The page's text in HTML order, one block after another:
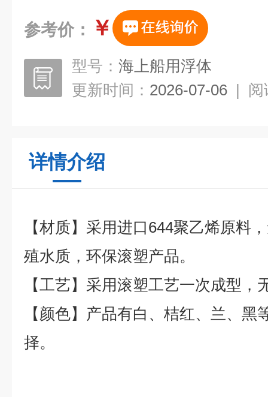
参考价： ￥
型号： 海上船用浮体
更新时间： 2026-07-06 | 阅
详情介绍
【材质】采用进口644聚乙烯原料
殖水质，环保滚塑产品。
【工艺】采用滚塑工艺一次成型，
【颜色】产品有白、桔红、兰、黑
择。